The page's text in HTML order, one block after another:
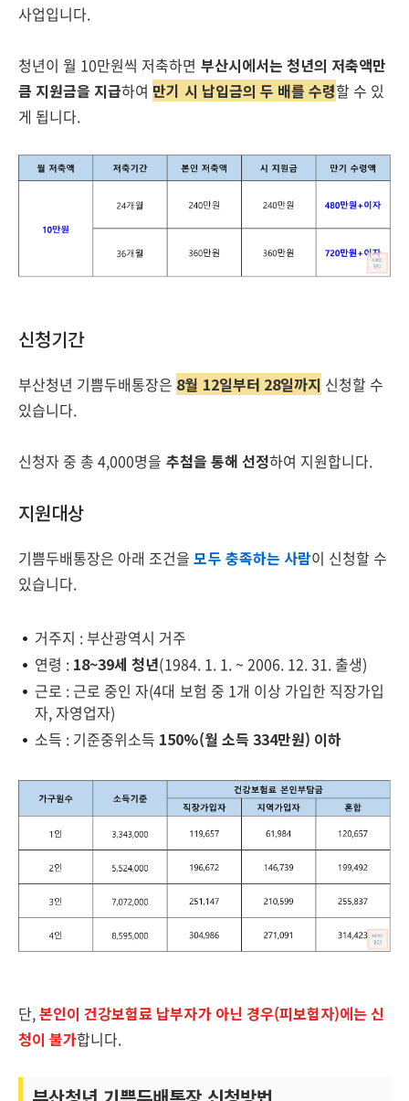
사업입니다.
청년이 월 10만원씩 저축하면 부산시에서는 청년의 저축액만
큼 지원금을 지급하여 만기 시 납입금의 두 배를 수령할 수 있
게 됩니다.
신청기간
부산청년 기쁨두배통장은 8월 12일부터 28일까지 신청할 수
있습니다.
신청자 중 총 4,000명을 추첨을 통해 선정하여 지원합니다.
지원대상
기쁨두배통장은 아래 조건을모두 충족하는 사람이 신청할 수
있습니다.
거주지 : 부산광역시 거주
연령 : 18~39세 청년(1984. 1. 1. ~ 2006. 12. 31. 출생)
근로 : 근로 중인 자(4대 보험 중 1개 이상 가입한 직장가입
자, 자영업자)
소득 : 기준중위소득 150%(월 소득 334만원) 이하
단,본인이 건강보험료 납부자가 아닌 경우(피보험자)에는 신
청이 불가합니다.